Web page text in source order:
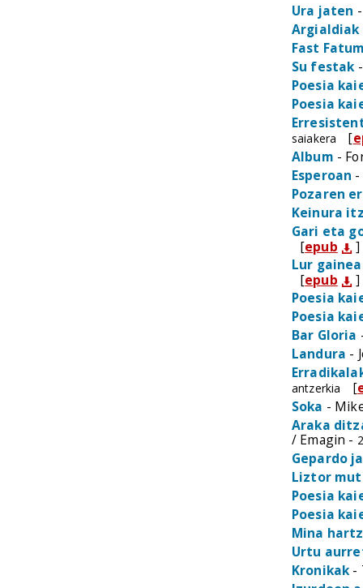
Ura jaten
Argialdiak
Fast
Su festak-
Poesia
Poesia
saiakera [
Album -
Esperoan
Pozaren
Keinura
Gari eta
[epub
]
Lur
[epub
]
Poesia
Poesia
Bar Gloria
Landura -
antzerkia [
Soka -
Araka
/ Emagin -
Gepardo
Liztor
Poesia
Poesia
Mina
Urtu
Kronikak-